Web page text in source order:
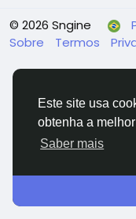
Este site usa
obtenha a
Saber mais
© 2026 Sngine
Sobre
Termos